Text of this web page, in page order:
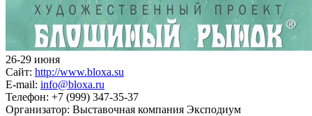
26-29 июня
Сайт: http://www.bloxa.su
E-mail: info@bloxa.ru
Телефон: +7 (999) 347-35-37
Организатор: Выставочная компания Эксподиум